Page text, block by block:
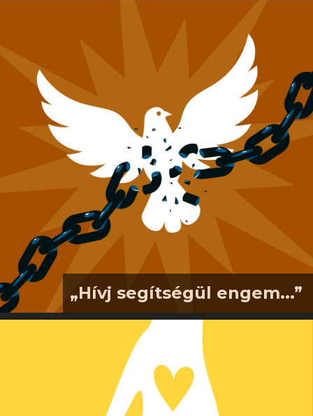
Kedves Barátunk!Napjainkban lesz
harminc éve, hogy a Kőszegi
Református Templomot
felszentelték, és ezzel egy új korszak
indult el gyülekezetünk életében. Erre
emlékezve egy közösségbe
szeretnénk gyűjteni a templomépítők
nemzedékét egyházközségünk mai
tagjaival, hogy együtt emlékezve és
ünnepelve adjunk hálát a mi hatalmas
Istenünknek az alkotás öröméért, az
évtizedeken átnyúló baráti és
testvéri kapcsolatokért, és azért,…
„Hívj segítségül engem...”
„Hívj segítségül engem a nyomorúság
idején! Én megszabadítalak, te pedig
dicsőítesz engem.” (Zsoltárok
50,15)Következő gyülekezeti
délutánunk (2026. 07. 26., 16.00)